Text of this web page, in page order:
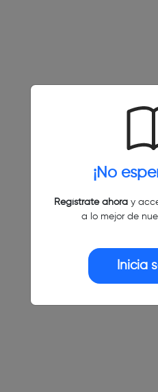
¡No
Regístrate ahoray
a lo mejor de
Inicia